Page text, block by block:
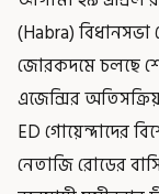
(Habra) বিধানসভা
জোরকদমে চলছে
এজেন্সির
ED গোয়েন্দাদের
নেতাজি রোডের